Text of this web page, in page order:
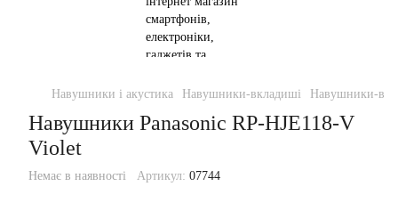
Навушники і акустика Навушники-вкладиші Навушники-
Навушники Panasonic RP-HJE118-V
Violet
Немає в наявності Артикул: 07744